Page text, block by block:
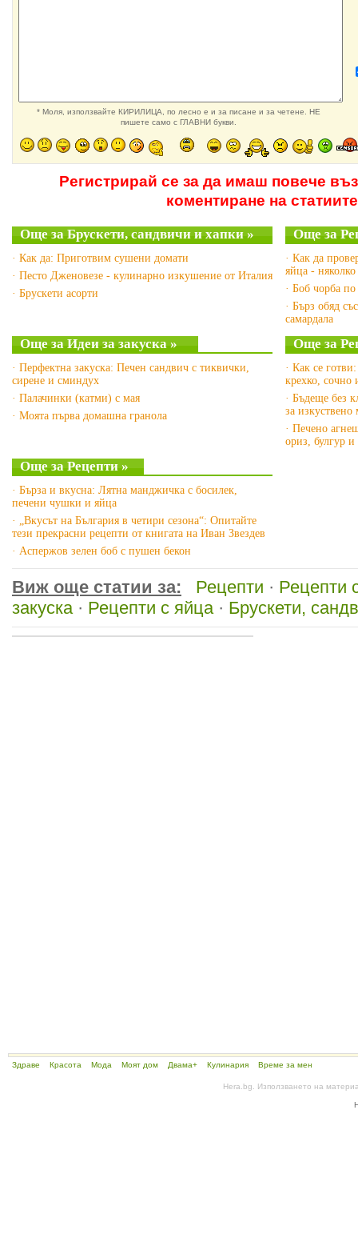
* Моля, използвайте КИРИЛИЦА, по лесно е и за писане и за четене. НЕ
пишете само с ГЛАВНИ букви.
Регистрирай се за да имаш повече
коментиране на статиите
Още за Брускети, сандвичи и хапки »
· Как да: Приготвим сушени домати
· Песто Дженовезе - кулинарно изкушение от Италия
· Брускети асорти
Още за
· Как да
яйца - няколко
· Боб чорба
· Бърз обяд
самардала
Още за Идеи за закуска »
· Перфектна закуска: Печен сандвич с тиквички,
сирене и сминдух
· Палачинки (катми) с мая
· Моята първа домашна гранола
Още за
· Как се
крехко, сочно
· Бъдеще без
за изкуствено
· Печено
ориз, булгур и
Още за Рецепти »
· Бърза и вкусна: Лятна манджичка с босилек,
печени чушки и яйца
· „Вкусът на България в четири сезона“: Опитайте
тези прекрасни рецепти от книгата на Иван Звездев
· Аспержов зелен боб с пушен бекон
Виж още статии за: Рецепти · Рецепти
закуска· Рецепти с яйца· Брускети,
Здраве Красота Мода Моят дом Двама+ Кулинария Време за мен
Hera.bg. Използването на